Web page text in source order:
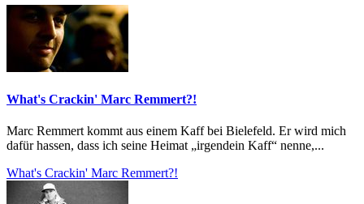
What's Crackin' Marc Remmert?!
Marc Remmert kommt aus einem Kaff bei Bielefeld. Er wird mich
dafür hassen, dass ich seine Heimat „irgendein Kaff“ nenne,...
What's Crackin' Marc Remmert?!